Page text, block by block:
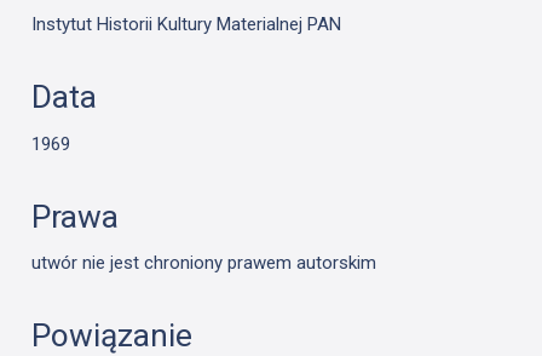
Instytut Historii Kultury Materialnej PAN
Data
1969
Prawa
utwór nie jest chroniony prawem autorskim
Powiązanie